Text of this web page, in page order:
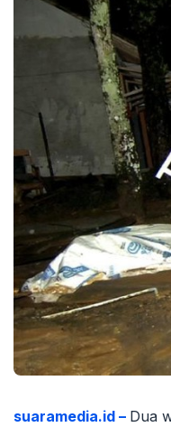
suaramedia.id – Dua